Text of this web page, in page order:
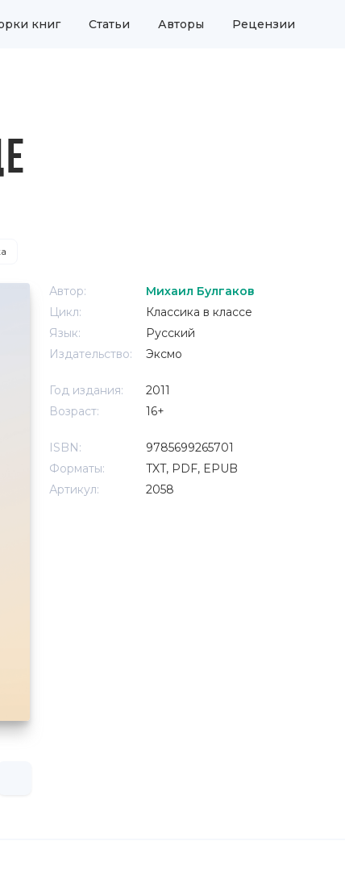
книг Статьи Авторы Рецензии
Автор:
Михаил Булгаков
Цикл:
Классика в классе
Язык:
Русский
Издательство:
Эксмо
Год издания:
2011
Возраст:
16+
ISBN:
9785699265701
Форматы:
TXT, PDF, EPUB
Артикул:
2058